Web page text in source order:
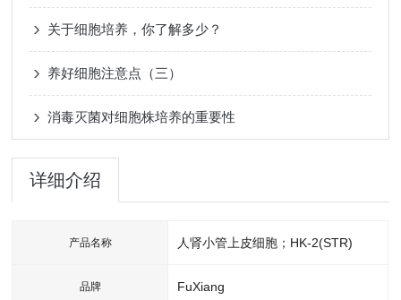
关于细胞培养，你了解多少？
养好细胞注意点（三）
消毒灭菌对细胞株培养的重要性
详细介绍
产品名称 人肾小管上皮细胞；HK-2(STR)
品牌 FuXiang